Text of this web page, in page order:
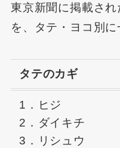
東京新聞に掲載され
を、タテ・ヨコ別に
タテのカギ
1．ヒジ
2．ダイキチ
3．リシュウ